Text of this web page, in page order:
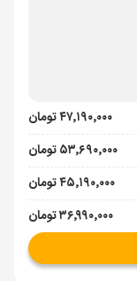
۴۷٬۱۹۰٬۰۰۰ تومان
۵۳٬۶۹۰٬۰۰۰ تومان
۴۵٬۱۹۰٬۰۰۰ تومان
۳۶٬۹۹۰٬۰۰۰ تومان